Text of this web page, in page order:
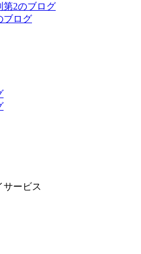
第2のブログ
ブログ
サービス